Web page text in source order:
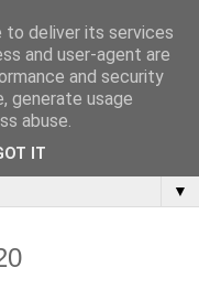
▼
to deliver its services
and user-agent are
and security
generate usage
abuse.
IT